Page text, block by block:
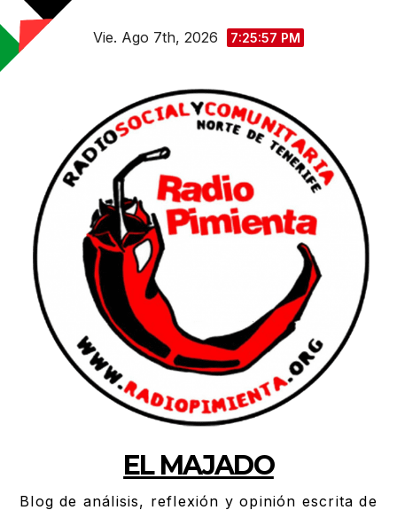
Saltar
al
contenido
Vie. Ago 7th, 2026 7:25:58 PM
EL MAJADO
Blog de análisis, reflexión y opinión escrita de